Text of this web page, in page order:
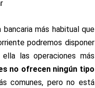
más habitual que
podremos disponer
las operaciones más
no ofrecen ningún tipo
comunes, pero no está